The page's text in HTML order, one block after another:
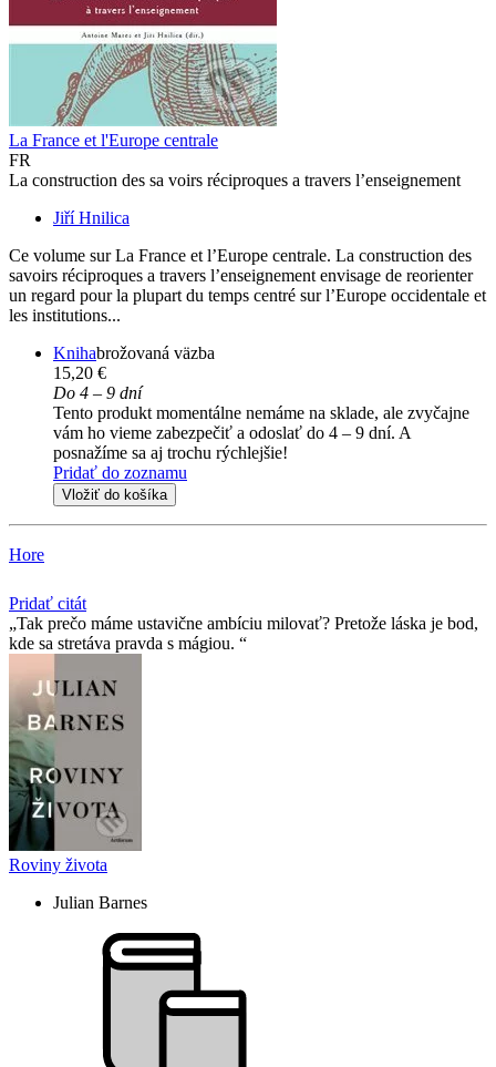
La France et l'Europe centrale
FR
La construction des sa voirs réciproques a travers l’enseignement
Jiří Hnilica
Ce volume sur La France et l’Europe centrale. La construction des
savoirs réciproques a travers l’enseignement envisage de reorienter
un regard pour la plupart du temps centré sur l’Europe occidentale et
les institutions...
Knihabrožovaná väzba
15,20 €
Do 4 – 9 dní
Tento produkt momentálne nemáme na sklade, ale zvyčajne
vám ho vieme zabezpečiť a odoslať do 4 – 9 dní. A
posnažíme sa aj trochu rýchlejšie!
Pridať do zoznamu
Vložiť do košíka
Hore
Pridať citát
Tak prečo máme ustavične ambíciu milovať? Pretože láska je bod,
kde sa stretáva pravda s mágiou.
Roviny života
Julian Barnes